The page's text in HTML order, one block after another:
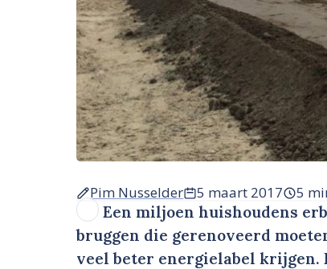
Pim Nusselder 5 maart 2017 5
Een miljoen huishoudens
bruggen die gerenoveerd
veel beter energielabel krijgen.